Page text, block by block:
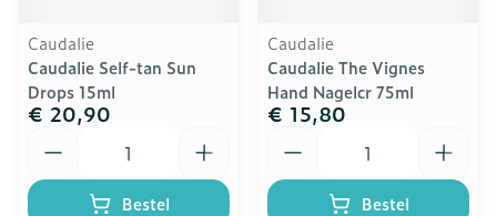
Caudalie
Caudalie Self-tan Sun
Drops 15ml
€ 20,90
Bestel
Caudalie
Caudalie The Vignes
Hand Nagelcr 75ml
€ 15,80
Bestel